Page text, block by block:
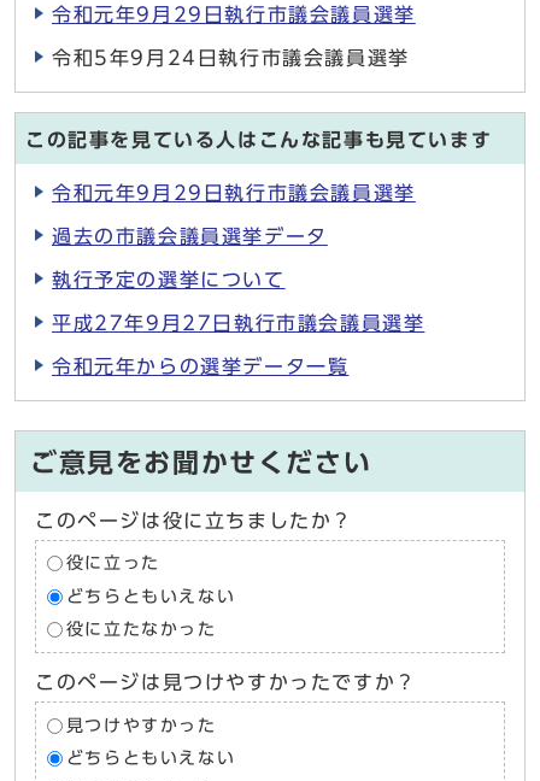
令和元年9月29日執行市議会議員選挙
令和5年9月24日執行市議会議員選挙
この記事を見ている人はこんな記事も見ています
令和元年9月29日執行市議会議員選挙
過去の市議会議員選挙データ
執行予定の選挙について
平成27年9月27日執行市議会議員選挙
令和元年からの選挙データ一覧
ご意見をお聞かせください
このページは役に立ちましたか？
役に立った
どちらともいえない
役に立たなかった
このページは見つけやすかったですか？
見つけやすかった
どちらともいえない